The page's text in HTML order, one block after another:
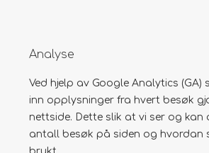
Analyse
Ved hjelp av Google Analytics (GA)
inn opplysninger fra hvert besøk
nettside. Dette slik at vi ser og kan
antall besøk på siden og hvordan